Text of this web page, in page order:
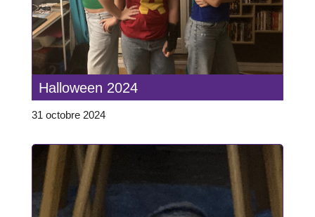
Halloween 2024
31 octobre 2024